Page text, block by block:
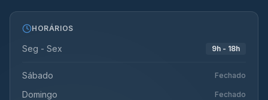
HORÁRIOS
Seg - Sex 9h - 18h
Sábado Fechado
Domingo Fechado